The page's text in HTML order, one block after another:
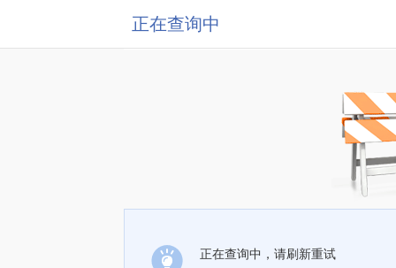
正在查询中
正在查询中，请刷新重试